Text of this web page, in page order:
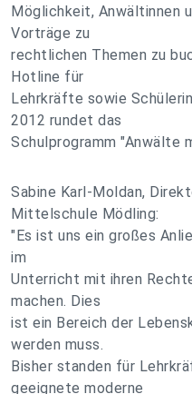
Möglichkeit, Anwältinnen
Vorträge zu
rechtlichen Themen zu
Hotline für
Lehrkräfte sowie
2012 rundet das
Schulprogramm "Anwälte
Sabine Karl-Moldan,
Mittelschule Mödling:
"Es ist uns ein großes
im
Unterricht mit ihren
machen. Dies
ist ein Bereich der
werden muss.
Bisher standen für
geeignete moderne